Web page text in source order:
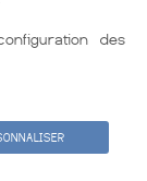
des